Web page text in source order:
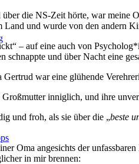
die NS-Zeit hörte, war meine
Land und wurde von den andern
– auf eine auch von
schnappte und über Nacht eine
Gertrud war eine glühende
inniglich, und ihre
und froh, als sie über die „beste
Oma angesichts der
in mir brennen: